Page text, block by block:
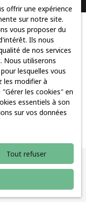
Créer une alerte
pas
rêves ?
offrir une expérience
sur notre site.
vous proposer du
Ils nous
de nos services
Nous utiliserons
lesquelles vous
les modifier à
les cookies″ en
essentiels à son
sur vos données
Tout refuser